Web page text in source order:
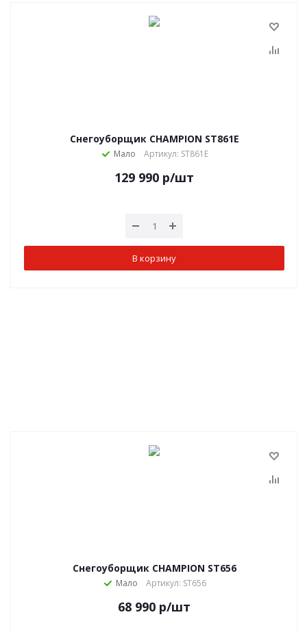
Снегоуборщик CHAMPION ST861E
Мало Артикул: ST861E
129 990 р/шт
В корзину
Снегоуборщик CHAMPION ST656
Мало Артикул: ST656
68 990 р/шт